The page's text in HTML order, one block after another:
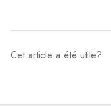
Cet article a été utile?